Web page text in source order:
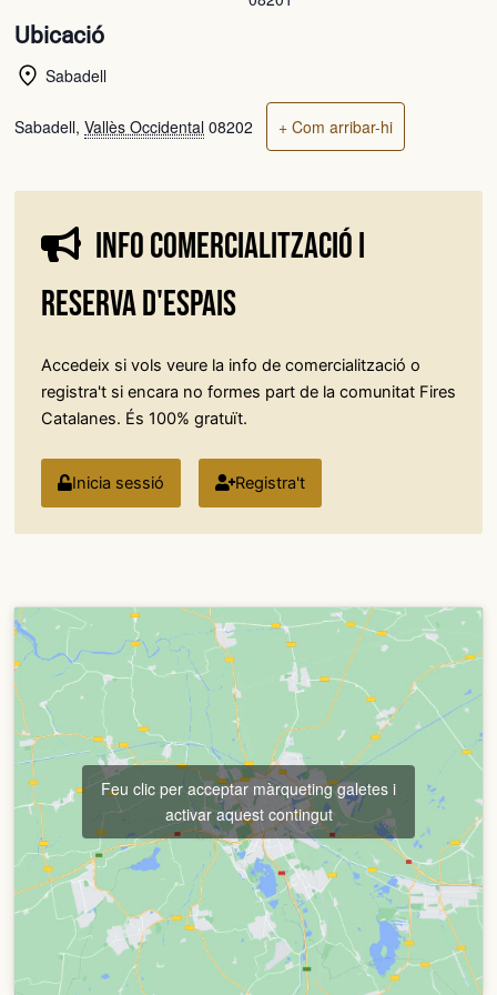
Ubicació
Sabadell
Sabadell, Vallès Occidental 08202 + Com arribar-hi
Info comercialització i
reserva d'espais
Accedeix si vols veure la info de comercialització o
registra't si encara no formes part de la comunitat Fires
Catalanes. És 100% gratuït.
Inicia sessió Registra't
Feu clic per acceptar màrqueting galetes i
activar aquest contingut